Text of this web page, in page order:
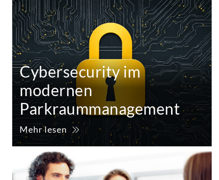
Cybersecurity im
modernen
Parkraummanagement
Mehr lesen